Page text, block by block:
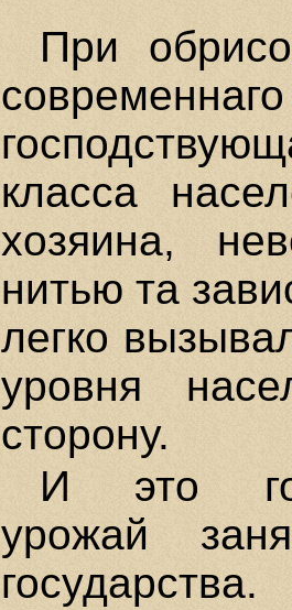
При
класса
хозяина,
нитью та
легко
уровня
сторону.
И это
урожай
государства.